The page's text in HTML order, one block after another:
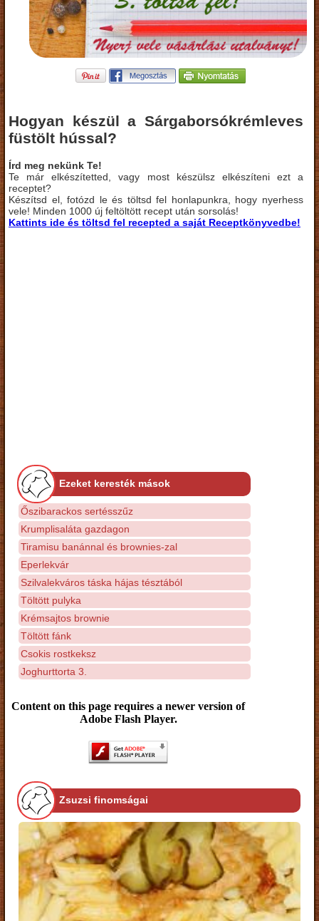
Hogyan készül a Sárgaborsókrémleves
füstölt hússal?
Írd meg nekünk Te!
Te már elkészítetted, vagy most készülsz elkészíteni ezt a
receptet?
Készítsd el, fotózd le és töltsd fel honlapunkra, hogy nyerhess
vele! Minden 1000 új feltöltött recept után sorsolás!
Kattints ide és töltsd fel recepted a saját Receptkönyvedbe!
Ezeket keresték mások
Őszibarackos sertésszűz
Krumplisaláta gazdagon
Tiramisu banánnal és brownies-zal
Eperlekvár
Szilvalekváros táska hájas tésztából
Töltött pulyka
Krémsajtos brownie
Töltött fánk
Csokis rostkeksz
Joghurttorta 3.
Content on this page requires a newer version of
Adobe Flash Player.
Zsuzsi finomságai